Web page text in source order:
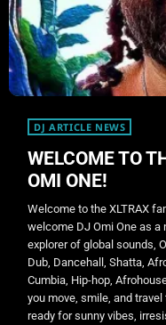
DJ ARTICLE NEWS
WELCOME TO
OMI ONE!
Welcome to the XLTRAX
welcome DJ Omi One as a
explorer of global sounds,
Dub, Dancehall, Shatta,
Cumbia, Hip-hop,
you move, smile, and
ready for sunny vibes,